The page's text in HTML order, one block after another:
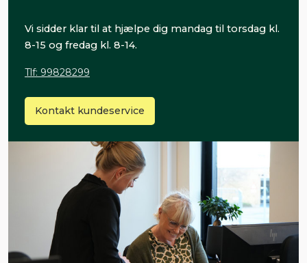
Vi sidder klar til at hjælpe dig mandag til torsdag kl.
8-15 og fredag kl. 8-14.
Tlf: 99828299
Kontakt kundeservice